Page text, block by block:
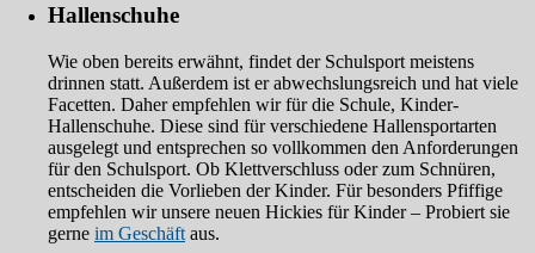
Hallenschuhe
Wie oben bereits erwähnt, findet der Schulsport meistens
drinnen statt. Außerdem ist er abwechslungsreich und hat viele
Facetten. Daher empfehlen wir für die Schule, Kinder-
Hallenschuhe. Diese sind für verschiedene Hallensportarten
ausgelegt und entsprechen so vollkommen den Anforderungen
für den Schulsport. Ob Klettverschluss oder zum Schnüren,
entscheiden die Vorlieben der Kinder. Für besonders Pfiffige
empfehlen wir unsere neuen Hickies für Kinder – Probiert sie
gerne im Geschäft aus.